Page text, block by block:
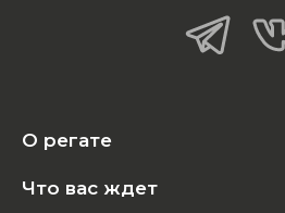
О регате
Что вас ждет